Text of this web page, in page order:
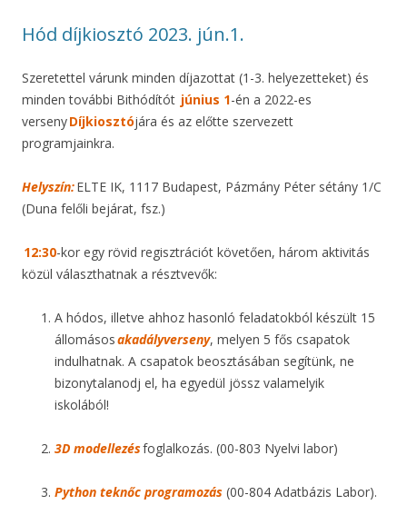
Hód díjkiosztó 2023. jún.1.
Szeretettel várunk minden díjazottat (1-3. helyezetteket) és
minden további Bithódítót június 1-én a 2022-es
versenyDíjkiosztójára és az előtte szervezett
programjainkra.
Helyszín:ELTE IK, 1117 Budapest, Pázmány Péter sétány 1/C
(Duna felőli bejárat, fsz.)
12:30-kor egy rövid regisztrációt követően, három aktivitás
közül választhatnak a résztvevők:
A hódos, illetve ahhoz hasonló feladatokból készült 15
állomásosakadályverseny, melyen 5 fős csapatok
indulhatnak. A csapatok beosztásában segítünk, ne
bizonytalanodj el, ha egyedül jössz valamelyik
iskolából!
3D modellezésfoglalkozás. (00-803 Nyelvi labor)
Python teknőc programozás (00-804 Adatbázis Labor).